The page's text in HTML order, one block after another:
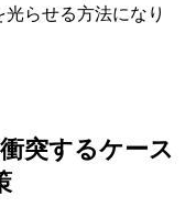
らせる方法になり
突するケース